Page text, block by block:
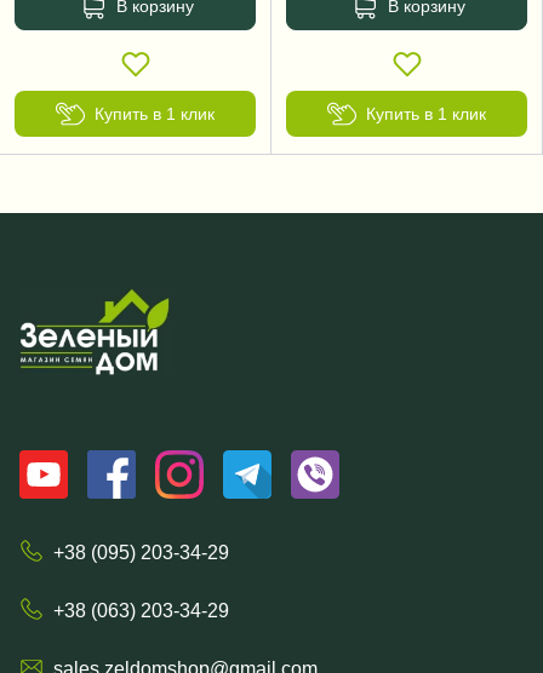
В корзину
Купить в 1 клик
В корзину
Купить в 1 клик
+38 (095) 203-34-29
+38 (063) 203-34-29
sales.zeldomshop@gmail.com